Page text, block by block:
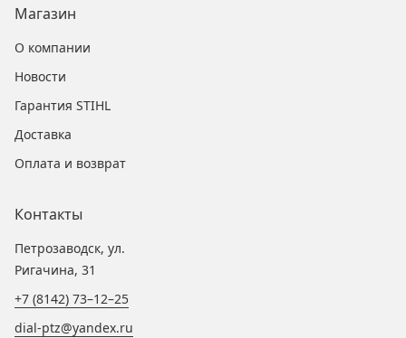
Магазин
О компании
Новости
Гарантия STIHL
Доставка
Оплата и возврат
Контакты
Петрозаводск, ул.
Ригачина, 31
+7 (8142) 73–12–25
dial-ptz@yandex.ru